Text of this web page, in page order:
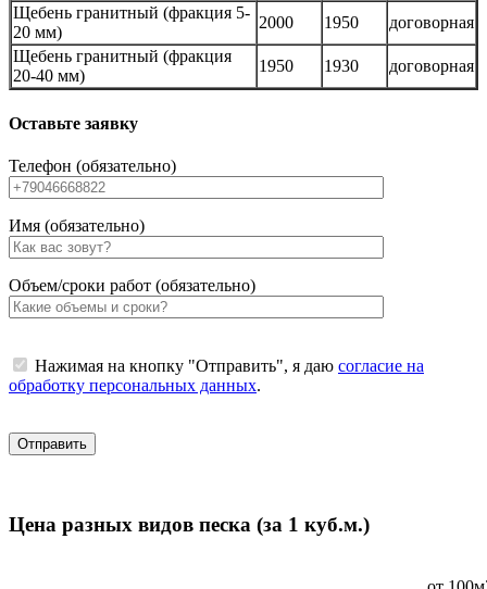
Щебень гранитный (фракция 5-
20 мм)
2000 1950
договорная
Щебень гранитный (фракция
20-40 мм)
1950 1930 договорная
Оставьте заявку
Телефон (обязательно)
Имя (обязательно)
Объем/сроки работ (обязательно)
Нажимая на кнопку "Отправить", я даю согласие на
обработку персональных данных.
Цена разных видов песка (за 1 куб.м.)